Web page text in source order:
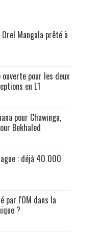
Mangala prêté à
pour les deux
en L1
pour Chawinga,
Bekhaled
: déjà 40 000
par l'OM dans la
?